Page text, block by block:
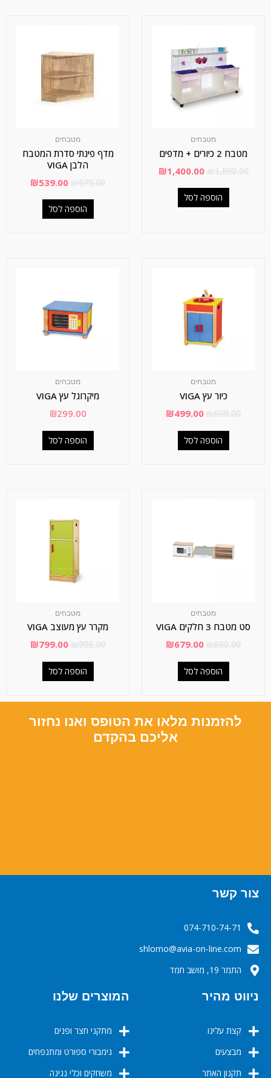
מטבחים
מטבח 2 כיורים + מדפים
₪1,400.00
הוספה לסל
מטבחים
כיור עץ VIGA
₪499.00
הוספה לסל
מטבחים
מיקרוגל עץ VIGA
₪299.00
הוספה לסל
מטבחים
מקרר עץ מעוצב VIGA
₪799.00
הוספה לסל
מטבחים
מדף פינתי סדרת המטבח
הלבן VIGA
₪539.00
הוספה לסל
מטבחים
סט מטבח 3 חלקים VIGA
₪679.00
הוספה לסל
להזמנות מלאו את הטופס ואנו נחזור
אליכם בהקדם
צור קשר
074-710-74-71
‬‬‬shlomo@avia-on-line.com‬
התמר 19, מושב חמד
ניווט מהיר
קצת עלינו
מבצעים
תקנון האתר
המוצרים שלנו
מתקני חצר ופנים
גימבורי ספורט ומתנפחים
משחקים וכלי נגינה